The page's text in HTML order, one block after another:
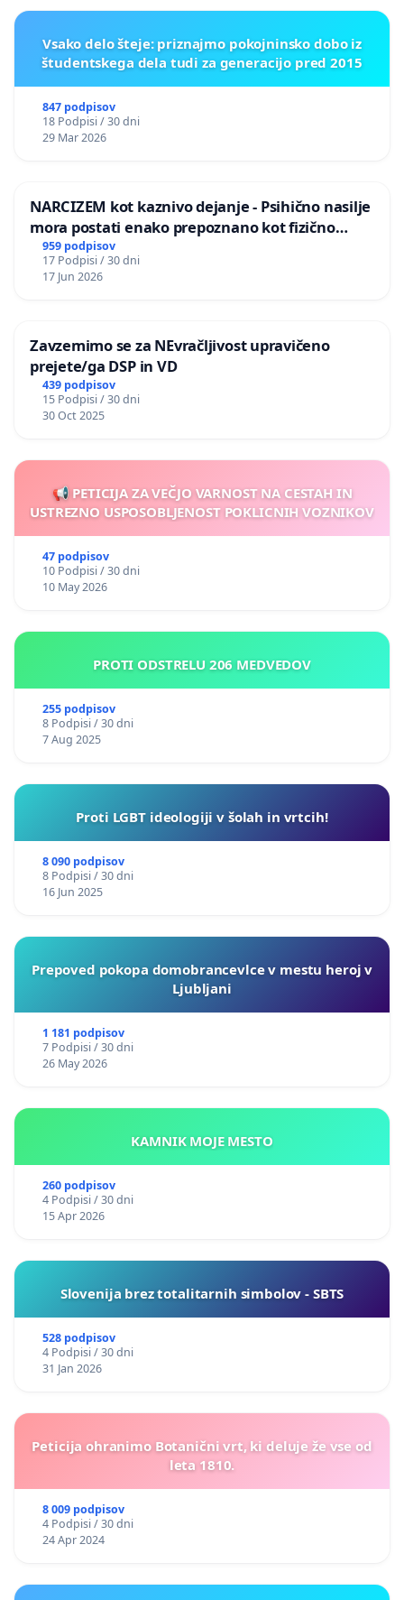
Vsako delo šteje: priznajmo pokojninsko dobo iz
študentskega dela tudi za generacijo pred 2015
847 podpisov
18 Podpisi / 30 dni
29 Mar 2026
NARCIZEM kot kaznivo dejanje - Psihično nasilje
mora postati enako prepoznano kot fizično
nasilje
959 podpisov
17 Podpisi / 30 dni
17 Jun 2026
Zavzemimo se za NEvračljivost upravičeno
prejete/ga DSP in VD
439 podpisov
15 Podpisi / 30 dni
30 Oct 2025
📢 PETICIJA ZA VEČJO VARNOST NA CESTAH IN
USTREZNO USPOSOBLJENOST POKLICNIH VOZNIKOV
47 podpisov
10 Podpisi / 30 dni
10 May 2026
PROTI ODSTRELU 206 MEDVEDOV
255 podpisov
8 Podpisi / 30 dni
7 Aug 2025
Proti LGBT ideologiji v šolah in vrtcih!
8 090 podpisov
8 Podpisi / 30 dni
16 Jun 2025
Prepoved pokopa domobrancevlce v mestu heroj v
Ljubljani
1 181 podpisov
7 Podpisi / 30 dni
26 May 2026
KAMNIK MOJE MESTO
260 podpisov
4 Podpisi / 30 dni
15 Apr 2026
Slovenija brez totalitarnih simbolov - SBTS
528 podpisov
4 Podpisi / 30 dni
31 Jan 2026
Peticija ohranimo Botanični vrt, ki deluje že vse od
leta 1810.
8 009 podpisov
4 Podpisi / 30 dni
24 Apr 2024